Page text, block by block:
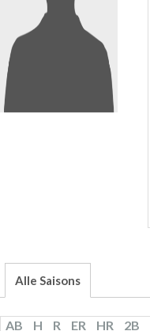
Alle Saisons
AB H R ER HR 2B